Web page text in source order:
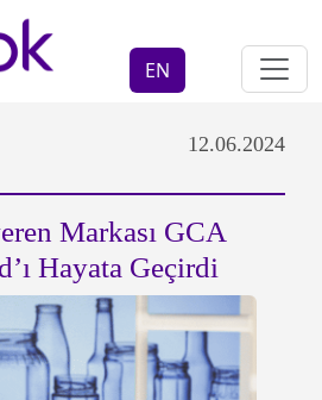
EN
12.06.2024
Markası GCA
Hayata Geçirdi